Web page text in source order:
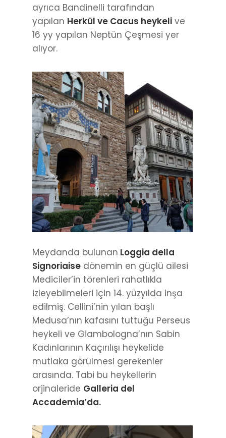
ayrıca Bandinelli tarafından
yapılan Herkül ve Cacus heykeli ve
16 yy yapılan Neptün Çeşmesi yer
alıyor.
Meydanda bulunan Loggia della
Signoriaise dönemin en güçlü ailesi
Mediciler’in törenleri rahatlıkla
izleyebilmeleri için 14. yüzyılda inşa
edilmiş. Cellini’nin yılan başlı
Medusa’nın kafasını tuttuğu Perseus
heykeli ve Giambologna’nın Sabin
Kadınlarının Kaçırılışı heykelide
mutlaka görülmesi gerekenler
arasında. Tabi bu heykellerin
orjinaleride Galleria del
Accademia’da.